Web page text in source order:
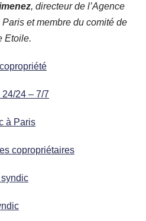
, directeur de l’Agence
et membre du comité de
Etoile.
24 – 7/7
à Paris
copropriétaires